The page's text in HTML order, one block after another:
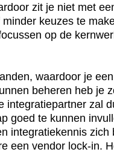
zit je niet met
keuzes te
op de
waardoor je
beheren heb je
integratiepartner zal
goed te kunnen
integratiekennis zich
een vendor lock-in.